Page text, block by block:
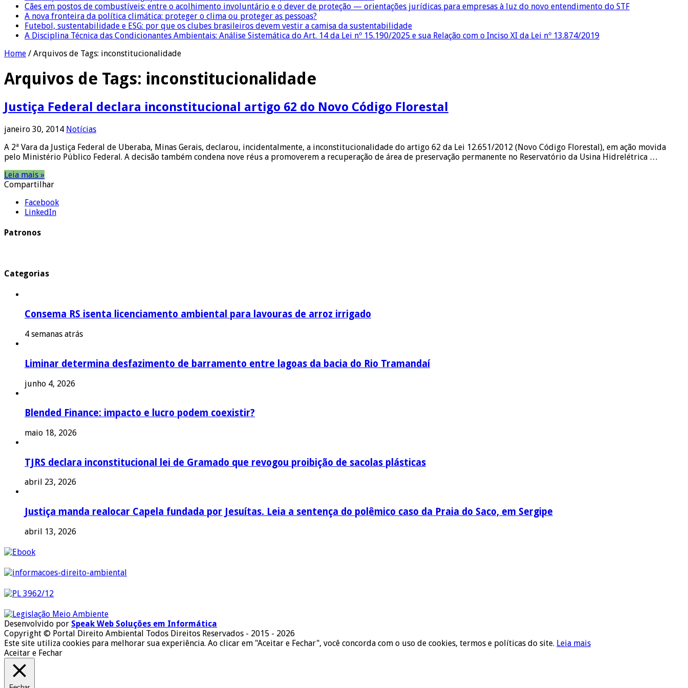
Cães em postos de combustíveis: entre o acolhimento involuntário e o dever de proteção — orientações jurídicas para empresas à luz do novo entendimento do STF
A nova fronteira da política climática: proteger o clima ou proteger as pessoas?
Futebol, sustentabilidade e ESG: por que os clubes brasileiros devem vestir a camisa da sustentabilidade
A Disciplina Técnica das Condicionantes Ambientais: Análise Sistemática do Art. 14 da Lei nº 15.190/2025 e sua Relação com o Inciso XI da Lei nº 13.874/2019
Home / Arquivos de Tags: inconstitucionalidade
Arquivos de Tags: inconstitucionalidade
Justiça Federal declara inconstitucional artigo 62 do Novo Código Florestal
janeiro 30, 2014 Notícias
A 2ª Vara da Justiça Federal de Uberaba, Minas Gerais, declarou, incidentalmente, a inconstitucionalidade do artigo 62 da Lei 12.651/2012 (Novo Código Florestal), em ação movida
pelo Ministério Público Federal. A decisão também condena nove réus a promoverem a recuperação de área de preservação permanente no Reservatório da Usina Hidrelétrica …
Leia mais »
Compartilhar
Facebook
LinkedIn
Patronos
Categorias
Consema RS isenta licenciamento ambiental para lavouras de arroz irrigado
4 semanas atrás
Liminar determina desfazimento de barramento entre lagoas da bacia do Rio Tramandaí
junho 4, 2026
Blended Finance: impacto e lucro podem coexistir?
maio 18, 2026
TJRS declara inconstitucional lei de Gramado que revogou proibição de sacolas plásticas
abril 23, 2026
Justiça manda realocar Capela fundada por Jesuítas. Leia a sentença do polêmico caso da Praia do Saco, em Sergipe
abril 13, 2026
Desenvolvido por Speak Web Soluções em Informática
Copyright © Portal Direito Ambiental Todos Direitos Reservados - 2015 - 2026
Este site utiliza cookies para melhorar sua experiência. Ao clicar em "Aceitar e Fechar", você concorda com o uso de cookies, termos e políticas do site. Leia mais
Aceitar e Fechar